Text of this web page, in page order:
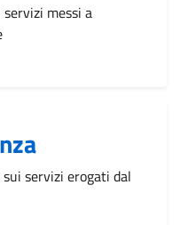
messi a
servizi erogati dal